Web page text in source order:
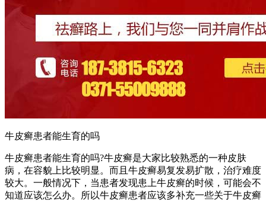
牛皮癣患者能生育的吗
牛皮癣患者能生育的吗?牛皮癣是大家比较熟悉的一种皮肤
病，在容貌上比较明显。而且牛皮癣易复发易扩散，治疗难度
较大。一般情况下，当患者发现患上牛皮癣的时候，可能会不
知道应该怎么办。所以牛皮癣患者应该多补充一些关于牛皮癣